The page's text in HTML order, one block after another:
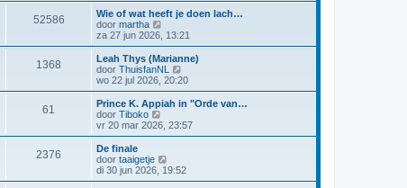
l
a
t
s
t
e
b
e
r
c
h
52586
Wie of wat heeft je doen lach…
door martha
e
k
i
j
k
a
a
t
s
b
e
r
za 27 jun 2026, 13:21
1368
Leah Thys (Marianne)
door ThuisfanNL
e
k
i
k
t
s
wo 22 jul 2026, 20:20
61
Prince K. Appiah in "Orde van…
door Tiboko
e
k
j
k
vr 20 mar 2026, 23:57
2376
De finale
door taaigetje
e
k
di 30 jun 2026, 19:52